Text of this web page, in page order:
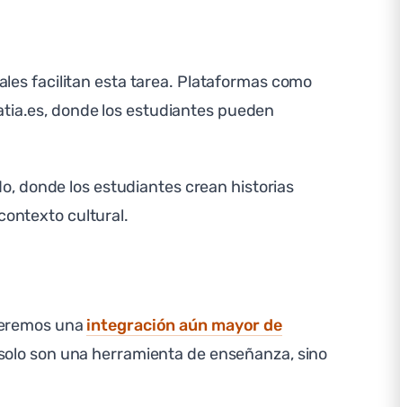
facilitan esta tarea. Plataformas como
donde los estudiantes pueden
donde los estudiantes crean historias
cultural.
una integración aún mayor de
son una herramienta de enseñanza, sino